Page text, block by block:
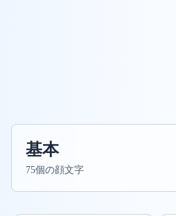
基本
75個の顔文字